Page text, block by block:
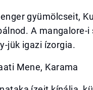
gyümölcseit,
A mangalore-i
jük igazi ízorgia.
Mene, Karama